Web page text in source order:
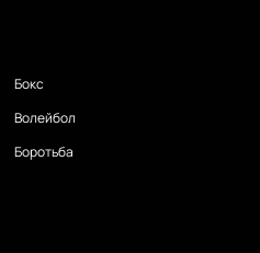
Бокс
Волейбол
Боротьба